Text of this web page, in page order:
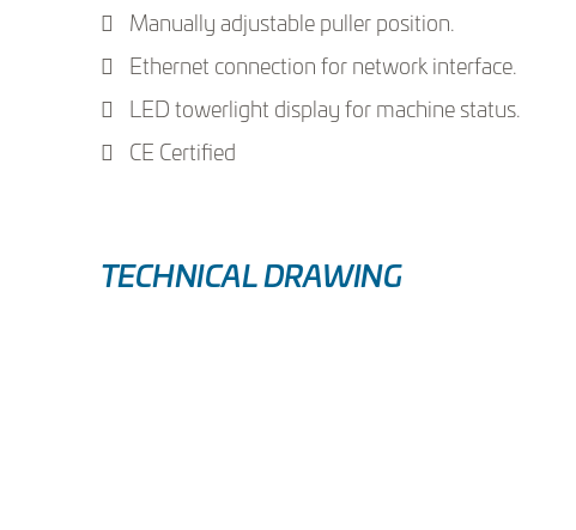
Manually adjustable puller position.
Ethernet connection for network interface.
LED towerlight display for machine status.
CE Certified
TECHNICAL DRAWING